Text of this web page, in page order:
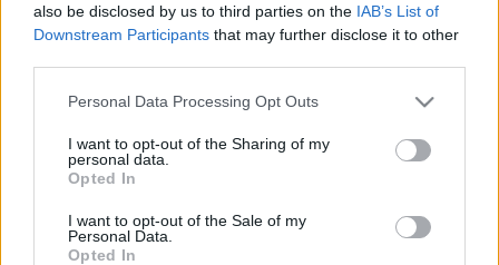
also be disclosed by us to third parties on the IAB’s List of
Downstream Participants that may further disclose it to other
Please note that this website/app uses one or more Google
not limited to your visit or usage behaviour. You may click to
grant or deny consent to Google and its third-party tags to
use your data for below specified purposes in below Google
consent section.
Personal Data Processing Opt Outs
I want to opt-out of the Sharing of my
personal data.
Opted In
I want to opt-out of the Sale of my
Personal Data.
Opted In
01-10-2024 15:26
Με 1,75 τρισ. δολάρια
οι 10 πλουσιότεροι
τον Οκτώβριο - Η
Τα μέτρα στήριξης
στην Κίνα έκαναν τον